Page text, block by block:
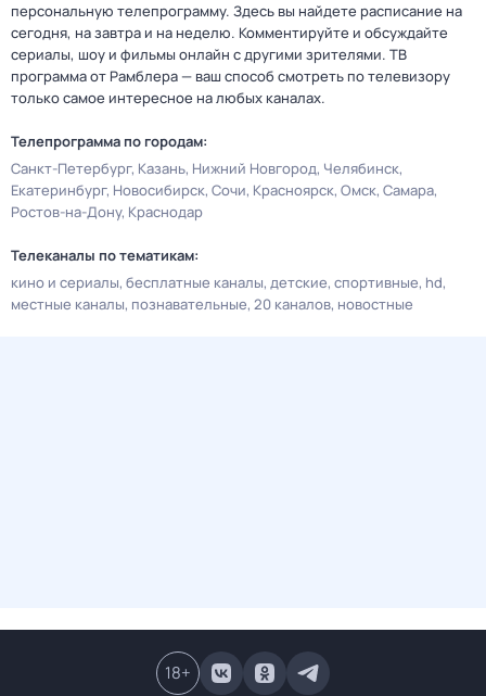
персональную телепрограмму. Здесь вы найдете расписание на
сегодня, на завтра и на неделю. Комментируйте и обсуждайте
сериалы, шоу и фильмы онлайн с другими зрителями. ТВ
программа от Рамблера — ваш способ смотреть по телевизору
только самое интересное на любых каналах.
Телепрограмма по городам:
Санкт-Петербург Казань Нижний Новгород Челябинск
Екатеринбург Новосибирск Сочи Красноярск Омск Самара
Ростов-на-Дону Краснодар
Телеканалы по тематикам:
кино и сериалы бесплатные каналы детские спортивные hd
местные каналы познавательные 20 каналов новостные
18+